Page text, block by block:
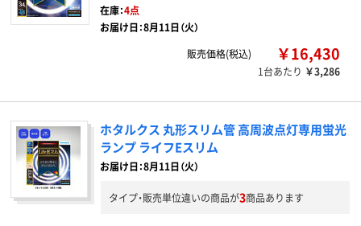
在庫：4点
お届け日：8月11日（火）
販売価格(税込)
￥16,430
1台あたり ￥3,286
ホタルクス 丸形スリム管 高周波点灯専用蛍光
ランプ ライフEスリム
お届け日：8月11日（火）
タイプ・販売単位違いの商品が3商品あります